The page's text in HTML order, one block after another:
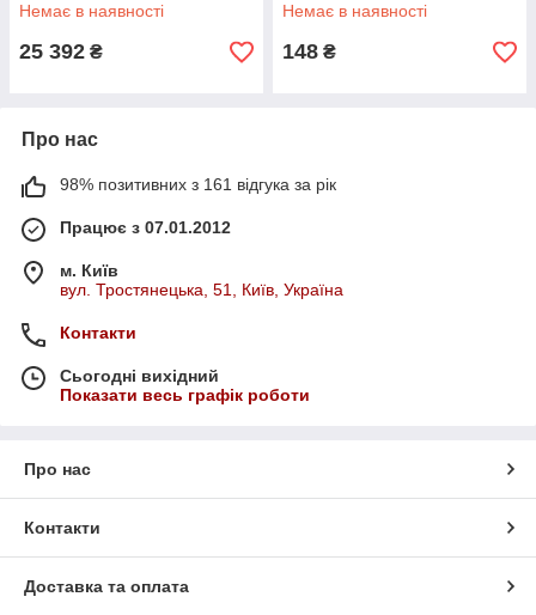
Немає в наявності
25 392 ₴
Немає в наявності
148 ₴
Про нас
98% позитивних з 161 відгука за рік
Працює з 07.01.2012
м. Київ
вул. Тростянецька, 51, Київ, Україна
Контакти
Сьогодні вихідний
Показати весь графік роботи
Про нас
Контакти
Доставка та оплата